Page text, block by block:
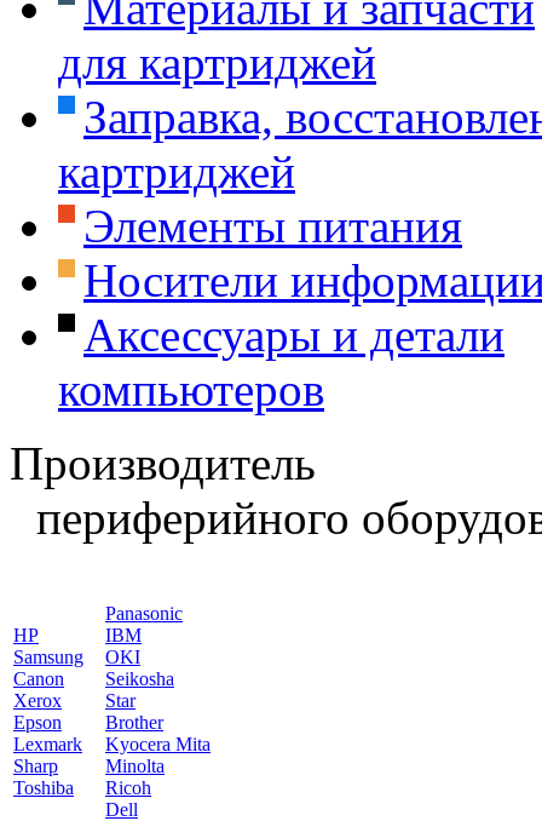
для картриджей
Заправка,
картриджей
Элементы питания
Носители
Аксессуары и детали
компьютеров
Производитель
периферийного
HP
Samsung
Canon
Xerox
Epson
Lexmark
Sharp
Toshiba
Panasonic
IBM
OKI
Seikosha
Star
Brother
Kyocera Mita
Minolta
Ricoh
Dell